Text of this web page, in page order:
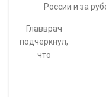
России и за
Главврач
подчеркнул,
что